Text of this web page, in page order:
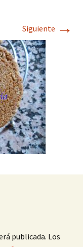
Siguiente →
publicada. Los